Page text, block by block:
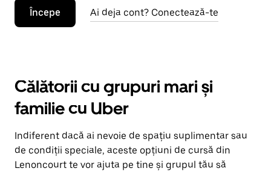
Începe Ai deja cont? Conectează-te
Călătorii cu grupuri mari și
familie cu Uber
Indiferent dacă ai nevoie de spațiu suplimentar sau
de condiții speciale, aceste opțiuni de cursă din
Lenoncourt te vor ajuta pe tine și grupul tău să